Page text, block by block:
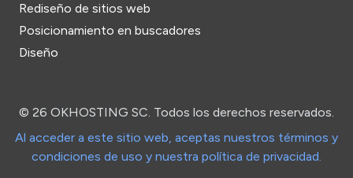
Rediseño de sitios web
Posicionamiento en buscadores
Diseño
© 26 OKHOSTING SC. Todos los derechos reservados.
Al acceder a este sitio web, aceptas nuestros términos y
condiciones de uso y nuestra política de privacidad.